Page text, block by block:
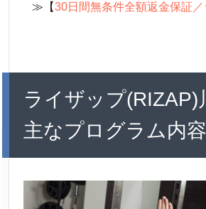
≫【30日間無条件全額返金保証
ライザップ(RIZAP)
主なプログラム内容